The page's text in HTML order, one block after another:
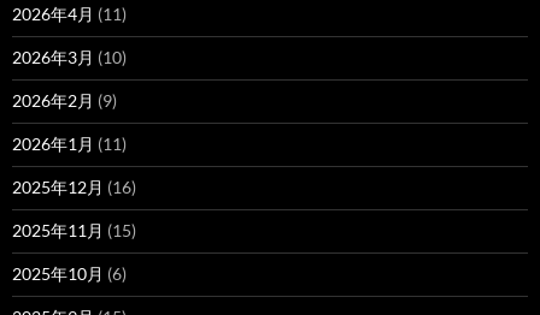
2026年4月 (11)
2026年3月 (10)
2026年2月 (9)
2026年1月 (11)
2025年12月 (16)
2025年11月 (15)
2025年10月 (6)